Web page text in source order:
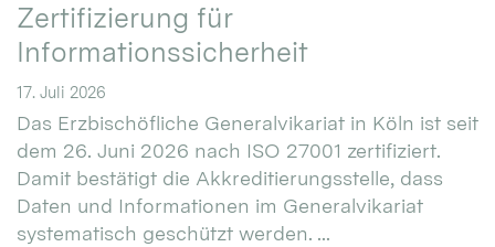
Zertifizierung für
Informationssicherheit
17. Juli 2026
Das Erzbischöfliche Generalvikariat in Köln ist seit
dem 26. Juni 2026 nach ISO 27001 zertifiziert.
Damit bestätigt die Akkreditierungsstelle, dass
Daten und Informationen im Generalvikariat
systematisch geschützt werden. ...